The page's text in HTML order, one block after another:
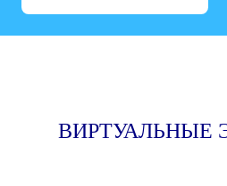
ВИРТУАЛЬНЫЕ